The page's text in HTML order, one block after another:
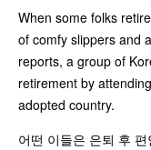
When some folks
of comfy slippers and
reports, a group of
retirement by
adopted country.
어떤 이들은 은퇴 후